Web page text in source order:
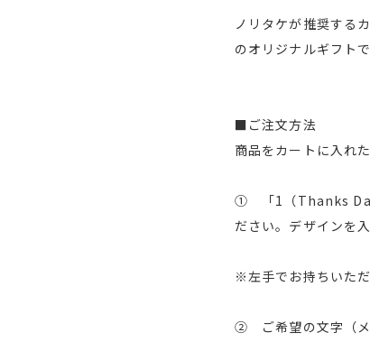
ノリタケが推奨する
のオリジナルギフト
■ご注文方法
商品をカートに入れ
① 「1（Thanks Dad
ださい。デザインを
※左手でお持ちいた
② ご希望の文字（メ